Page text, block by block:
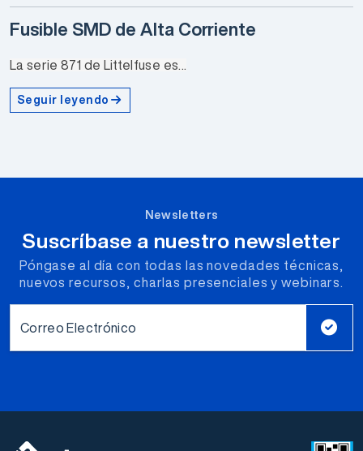
Fusible SMD de Alta Corriente
La serie 871 de Littelfuse es...
Seguir leyendo
Newsletters
Suscríbase a nuestro newsletter
Póngase al día con todas las novedades técnicas,
nuevos recursos, charlas presenciales y webinars.
Correo Electrónico